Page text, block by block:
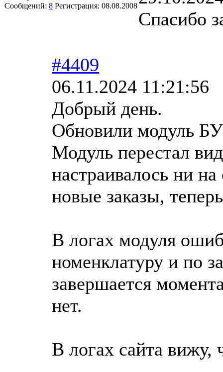
Сообщений: 8 Регистрация: 08.08.2008
Спасибо
#4409
06.11.2024 11:21:56
Добрый день.
Обновили модуль
Модуль перестал
настраивалось ни
новые заказы,
В логах модуля
номенклатуру и по
завершается
нет.
В логах сайта вижу,